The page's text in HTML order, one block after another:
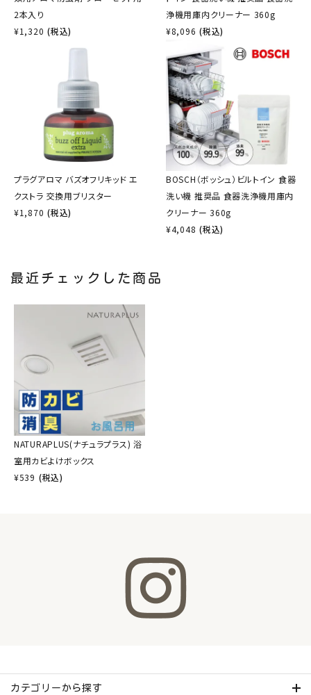
2本入り
¥1,320 (税込)
浄機用庫内クリーナー 360g
¥8,096 (税込)
プラグアロマ バズオフリキッド エ
クストラ 交換用ブリスター
¥1,870 (税込)
BOSCH（ボッシュ）ビルトイン 食器
洗い機 推奨品 食器洗浄機用庫内
クリーナー 360g
¥4,048 (税込)
最近チェックした商品
NATURAPLUS(ナチュラプラス) 浴
室用カビよけボックス
¥539 (税込)
カテゴリーから探す